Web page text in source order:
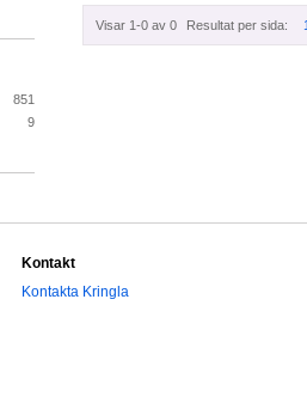
Visar 1-0 av 0 Resultat per sida:
851
9
Kontakt
Kontakta Kringla